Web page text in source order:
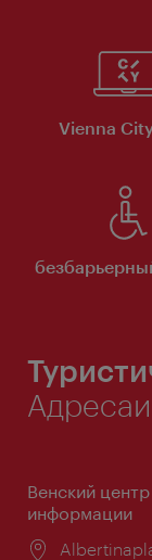
Vienna
Венский
информации